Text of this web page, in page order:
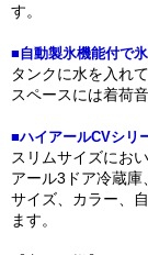
す。
■自動製氷機能付で
タンクに水を入れ
スペースには着荷
■ハイアールCVシリ
スリムサイズにお
アール3ドア冷蔵庫
サイズ、カラー、
ます。